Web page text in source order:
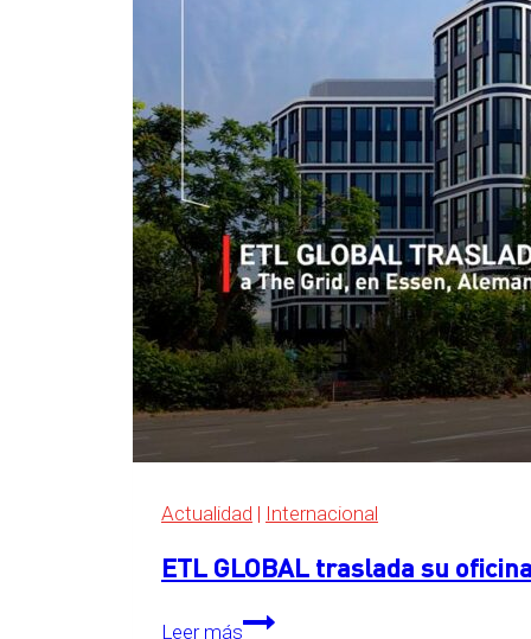
Actualidad | Internacional
ETL GLOBAL traslada su
Leer más
ETL